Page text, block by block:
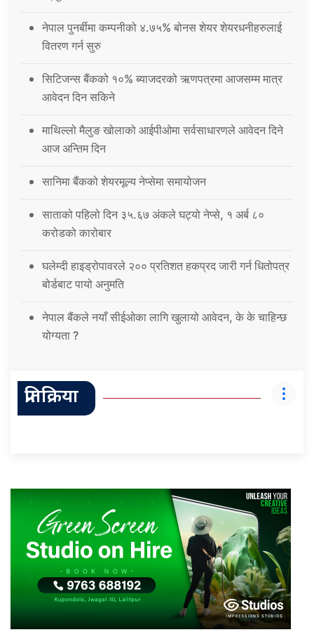
नेपाल पुनर्बीमा कम्पनीको ४.७५% बोनस शेयर शेयरधनीहरुलाई
वितरण गर्न सुरु
सिटिजन्स बैंकको १०% ब्याजदरको ऋणपत्रमा आजसम्म मात्र
आवेदन दिन सकिने
माथिल्लो मैलुङ खोलाको आईपीओमा सर्वसाधारणले आवेदन दिने
आज अन्तिम दिन
सानिमा बैंकको शेयरमूल्य नेप्सेमा समायोजन
साताको पहिलो दिन ३५.६७ अंकले घट्यो नेप्से, १ अर्ब ८०
करोडको कारोबार
घलेम्दी हाइड्रोपावरले २०० प्रतिशत हकप्रद जारी गर्न धितोपत्र
बोर्डबाट पायो अनुमति
नेपाल बैंकले नयाँ सीईओका लागि खुलायो आवेदन, के के चाहिन्छ
योग्यता ?
प्रतिक्रिया